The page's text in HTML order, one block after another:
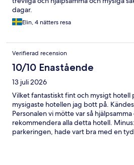
dagar.
Elin, 4 nätters resa
Verifierad recension
10/10 Enastående
13 juli 2026
Vilket fantastiskt fint och mysigt hotell
mysigaste hotellen jag bott på.
Personalen vi mötte var så
rekommendera alla detta hotell.
parkeringen, hade vart bra med en